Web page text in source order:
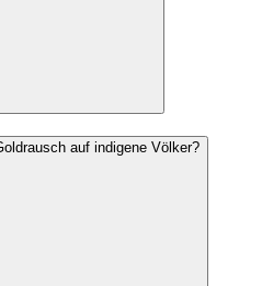
auf indigene Völker?